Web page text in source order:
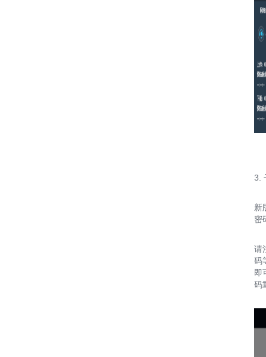
3.
新
密
请
码
即
码